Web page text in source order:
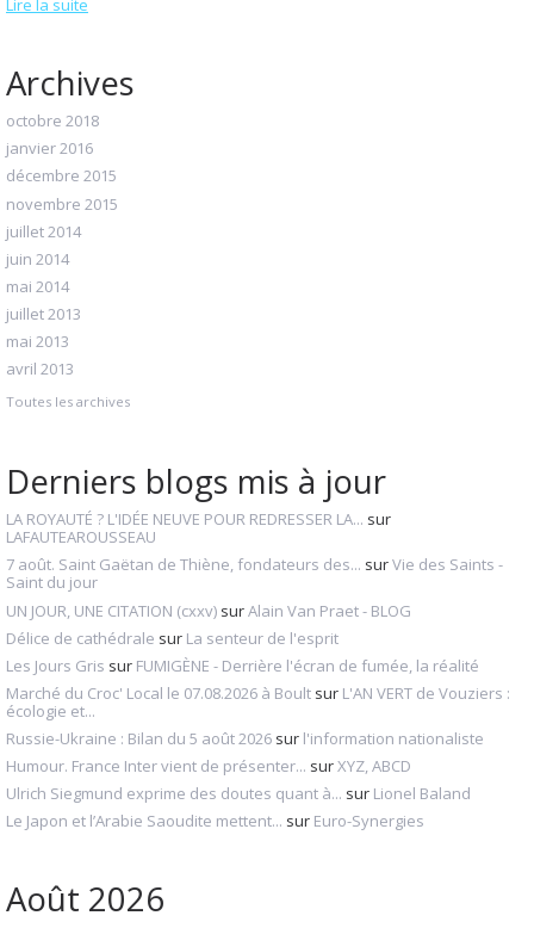
Lire la suite
Archives
octobre 2018
janvier 2016
décembre 2015
novembre 2015
juillet 2014
juin 2014
mai 2014
juillet 2013
mai 2013
avril 2013
Toutes les archives
Derniers blogs mis à jour
LA ROYAUTÉ ? L'IDÉE NEUVE POUR REDRESSER LA... sur
LAFAUTEAROUSSEAU
7 août. Saint Gaëtan de Thiène, fondateurs des... surVie des Saints -
Saint du jour
UN JOUR, UNE CITATION (cxxv) surAlain Van Praet - BLOG
Délice de cathédrale sur La senteur de l'esprit
Les Jours Gris sur FUMIGÈNE - Derrière l'écran de fumée, la réalité
Marché du Croc' Local le 07.08.2026 à Boult sur L'AN VERT de Vouziers :
écologie et...
Russie-Ukraine : Bilan du 5 août 2026 sur l'information nationaliste
Humour. France Inter vient de présenter... surXYZ, ABCD
Ulrich Siegmund exprime des doutes quant à... sur Lionel Baland
Le Japon et l’Arabie Saoudite mettent... sur Euro-Synergies
Août 2026